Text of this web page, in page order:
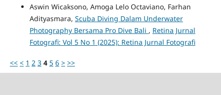
Aswin Wicaksono, Amoga Lelo Octaviano, Farhan
Adityasmara, Scuba Diving Dalam Underwater
Photography Bersama Pro Dive Bali , Retina Jurnal
Fotografi: Vol 5 No 1 (2025): Retina Jurnal Fotografi
<< < 1 2 3 4 5 6 > >>